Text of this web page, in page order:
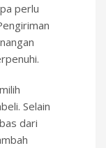
perlu
Selain
dari